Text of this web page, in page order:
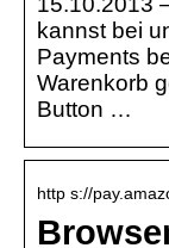
kannst bei
Payments
Warenkorb
Button …
http s://